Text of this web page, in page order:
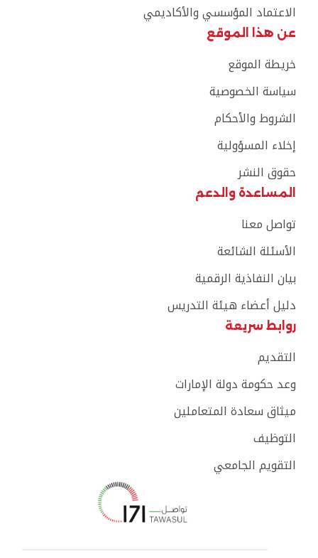
الاعتماد المؤسسي والأكاديمي
عن هذا الموقع
خريطة الموقع
سياسة الخصوصية
الشروط والأحكام
إخلاء المسؤولية
حقوق النشر
المساعدة والدعم
تواصل معنا
الأسئلة الشائعة
بيان النفاذية الرقمية
دليل أعضاء هيئة التدريس
روابط سريعة
التقديم
وعد حكومة دولة الإمارات
ميثاق سعادة المتعاملين
التوظيف
التقويم الجامعي